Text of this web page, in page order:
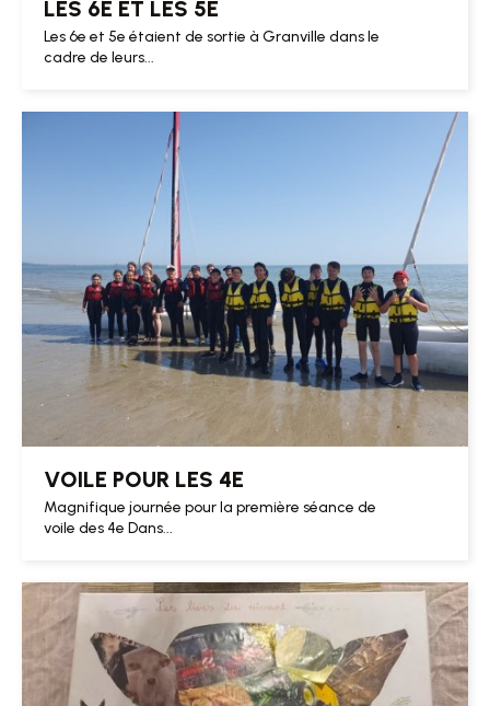
LES 6E ET LES 5E
Les 6e et 5e étaient de sortie à Granville dans le
cadre de leurs...
VOILE POUR LES 4E
Magnifique journée pour la première séance de
voile des 4e Dans...